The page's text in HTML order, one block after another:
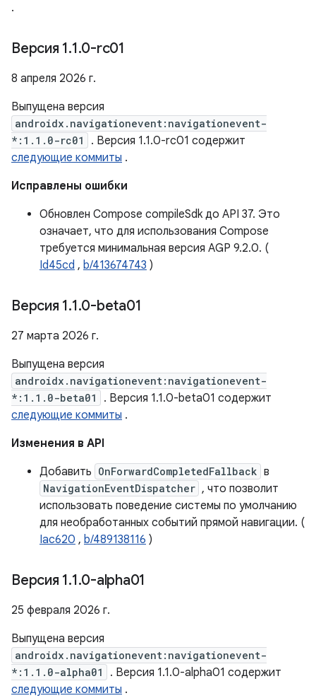
.
Версия 1.1.0-rc01
8 апреля 2026 г.
Выпущена версия
androidx.navigationevent:navigationevent-
*:1.1.0-rc01
. Версия 1.1.0-rc01 содержит
следующие коммиты .
Исправлены ошибки
Обновлен Compose compileSdk до API 37. Это
означает, что для использования Compose
требуется минимальная версия AGP 9.2.0. (
Id45cd , b/413674743 )
Версия 1.1.0-beta01
27 марта 2026 г.
Выпущена версия
androidx.navigationevent:navigationevent-
*:1.1.0-beta01
. Версия 1.1.0-beta01 содержит
следующие коммиты .
Изменения в API
Добавить OnForwardCompletedFallback в
NavigationEventDispatcher , что позволит
использовать поведение системы по умолчанию
для необработанных событий прямой навигации. (
Iac620 , b/489138116 )
Версия 1.1.0-alpha01
25 февраля 2026 г.
Выпущена версия
androidx.navigationevent:navigationevent-
*:1.1.0-alpha01
. Версия 1.1.0-alpha01 содержит
следующие коммиты .